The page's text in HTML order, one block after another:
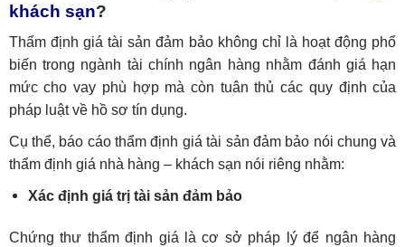
khách sạn?
Thẩm định giá tài sản đảm bảo không chỉ là hoạt động phổ
biến trong ngành tài chính ngân hàng nhằm đánh giá hạn
mức cho vay phù hợp mà còn tuân thủ các quy định của
pháp luật về hồ sơ tín dụng.
Cụ thể, báo cáo thẩm định giá tài sản đảm bảo nói chung và
thẩm định giá nhà hàng – khách sạn nói riêng nhằm:
Xác định giá trị tài sản đảm bảo
Chứng thư thẩm định giá là cơ sở pháp lý để ngân hàng